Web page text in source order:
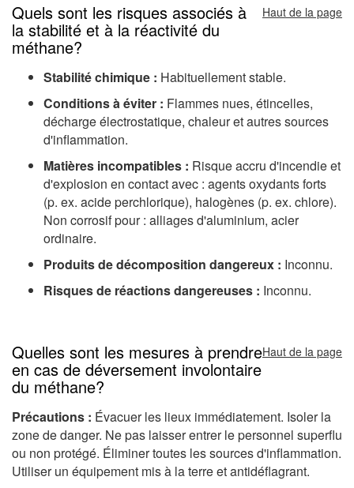
Quels sont les risques associés à
la stabilité et à la réactivité du
méthane?
Haut de la page
Stabilité chimique : Habituellement stable.
Conditions à éviter : Flammes nues, étincelles,
décharge électrostatique, chaleur et autres sources
d'inflammation.
Matières incompatibles : Risque accru d'incendie et
d'explosion en contact avec : agents oxydants forts
(p. ex. acide perchlorique), halogènes (p. ex. chlore).
Non corrosif pour : alliages d'aluminium, acier
ordinaire.
Produits de décomposition dangereux : Inconnu.
Risques de réactions dangereuses : Inconnu.
Quelles sont les mesures à prendre
en cas de déversement involontaire
du méthane?
Haut de la page
Précautions : Évacuer les lieux immédiatement. Isoler la
zone de danger. Ne pas laisser entrer le personnel superflu
ou non protégé. Éliminer toutes les sources d'inflammation.
Utiliser un équipement mis à la terre et antidéflagrant.